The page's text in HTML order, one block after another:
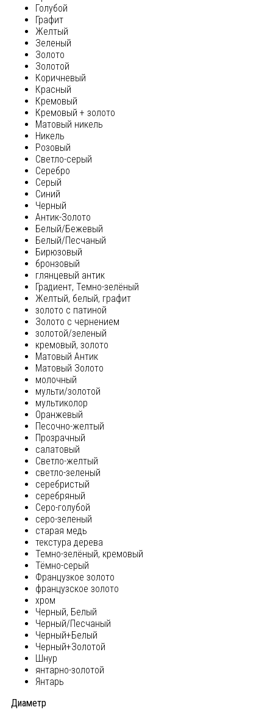
Голубой
Графит
Желтый
Зеленый
Золото
Золотой
Коричневый
Красный
Кремовый
Кремовый + золото
Матовый никель
Никель
Розовый
Светло-серый
Серебро
Серый
Синий
Черный
Антик-Золото
Белый/Бежевый
Белый/Песчаный
Бирюзовый
бронзовый
глянцевый антик
Градиент, Темно-зелёный
Желтый, белый, графит
золото с патиной
Золото с чернением
золотой/зеленый
кремовый, золото
Матовый Антик
Матовый Золото
молочный
мульти/золотой
мультиколор
Оранжевый
Песочно-желтый
Прозрачный
салатовый
Светло-желтый
светло-зеленый
серебристый
серебряный
Серо-голубой
серо-зеленый
старая медь
текстура дерева
Темно-зелёный, кремовый
Тёмно-серый
Французкое золото
французское золото
хром
Черный, Белый
Черный/Песчаный
Черный+Белый
Черный+Золотой
Шнур
янтарно-золотой
Янтарь
Диаметр